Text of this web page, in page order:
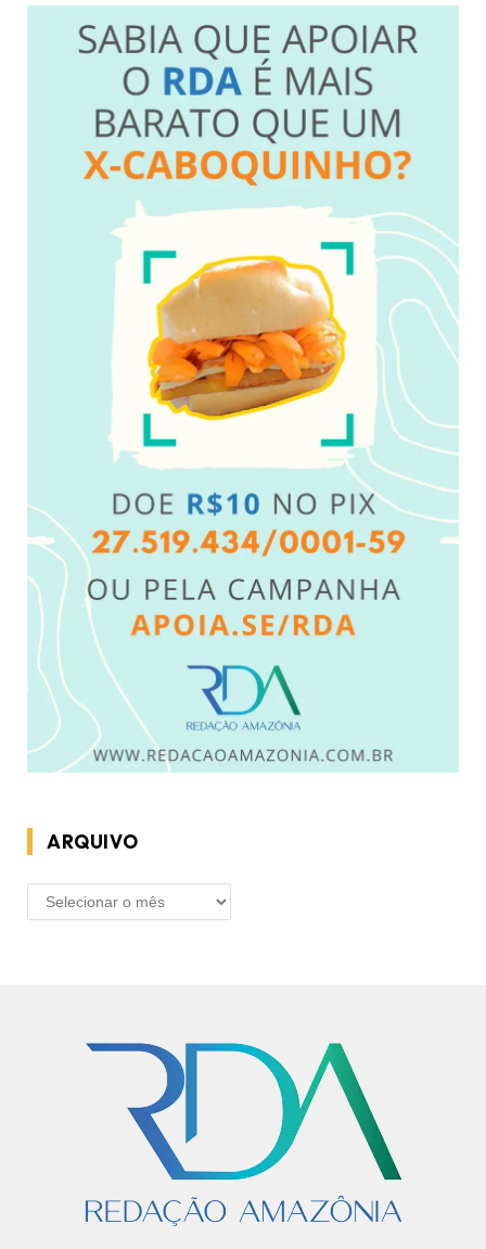
ARQUIVO
ARQUIVO